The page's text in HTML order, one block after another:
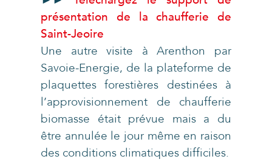
présentation de la chaufferie de
Saint-Jeoire
Une autre visite à Arenthon par
Savoie-Energie, de la plateforme de
plaquettes forestières destinées à
l’approvisionnement de chaufferie
biomasse était prévue mais a du
être annulée le jour même en raison
des conditions climatiques difficiles.